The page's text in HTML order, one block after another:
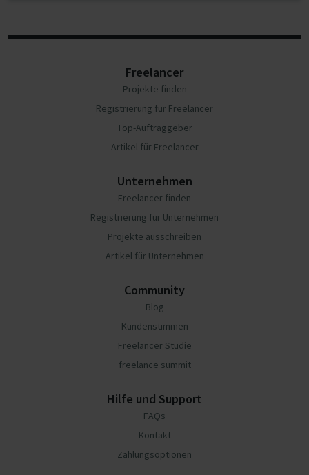
Freelancer
Projekte finden
Registrierung für Freelancer
Top-Auftraggeber
Artikel für Freelancer
Unternehmen
Freelancer finden
Registrierung für Unternehmen
Projekte ausschreiben
Artikel für Unternehmen
Community
Blog
Kundenstimmen
Freelancer Studie
freelance summit
Hilfe und Support
FAQs
Kontakt
Zahlungsoptionen